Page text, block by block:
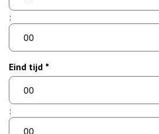
:
Eind tijd *
uur
: